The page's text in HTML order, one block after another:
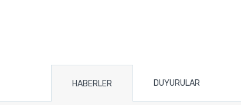
HABERLER DUYURULAR